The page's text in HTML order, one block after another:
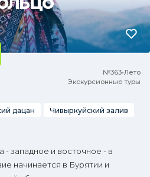
№363•Лето
Экскурсионные туры
дацан
Чивыркуйский залив
- западное и восточное - в
начинается в Бурятии и